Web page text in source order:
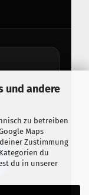
und andere
zu betreiben
Maps
Zustimmung
du
du in unserer